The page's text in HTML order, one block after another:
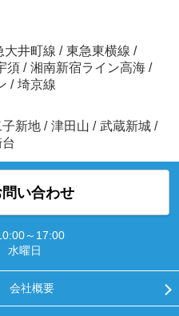
大井町線 / 東急東横線 /
須 / 湘南新宿ライン高海 /
/ 埼京線
子新地 / 津田山 / 武蔵新城 /
い合わせ
～17:00
水曜日
会社概要